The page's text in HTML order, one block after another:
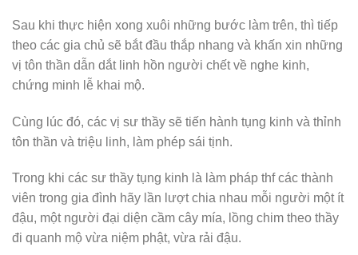
Sau khi thực hiện xong xuôi những bước làm trên, thì tiếp
theo các gia chủ sẽ bắt đầu thắp nhang và khấn xin những
vị tôn thần dẫn dắt linh hồn người chết về nghe kinh,
chứng minh lễ khai mộ.
Cùng lúc đó, các vị sư thầy sẽ tiến hành tụng kinh và thỉnh
tôn thần và triệu linh, làm phép sái tịnh.
Trong khi các sư thầy tụng kinh là làm pháp thf các thành
viên trong gia đình hãy lần lượt chia nhau mỗi người một ít
đậu, một người đại diện cầm cây mía, lồng chim theo thầy
đi quanh mộ vừa niệm phật, vừa rải đậu.